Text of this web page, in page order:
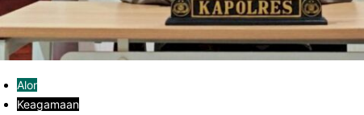
Alor
Keagamaan